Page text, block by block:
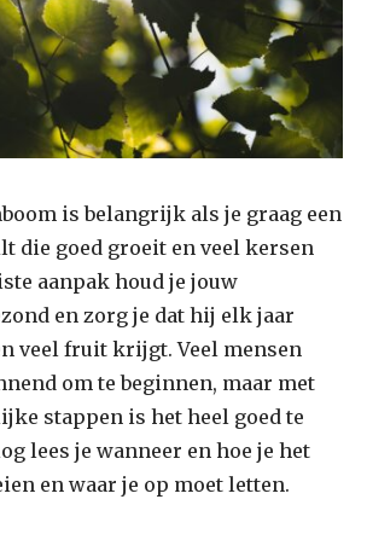
is belangrijk als je graag een
die goed groeit en veel kersen
aanpak houd je jouw
en zorg je dat hij elk jaar
veel fruit krijgt. Veel mensen
om te beginnen, maar met
stappen is het heel goed te
lees je wanneer en hoe je het
en waar je op moet letten.